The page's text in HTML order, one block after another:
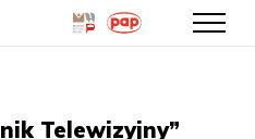
treściTelewizyjny”